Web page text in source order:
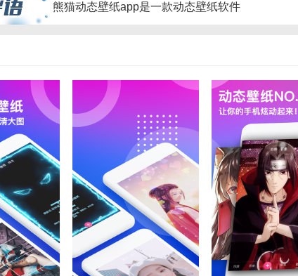
熊猫动态壁纸app是一款动态壁纸软件